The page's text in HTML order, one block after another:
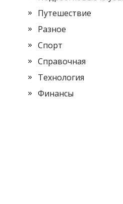
Путешествие
Разное
Спорт
Справочная
Технология
Финансы